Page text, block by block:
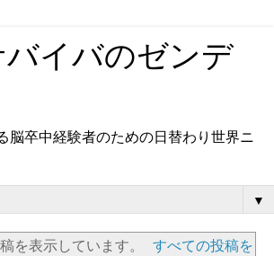
バイバのゼンデ
脳卒中経験者のための日替わり世界ニ
▼
を表示しています。
すべての投稿を